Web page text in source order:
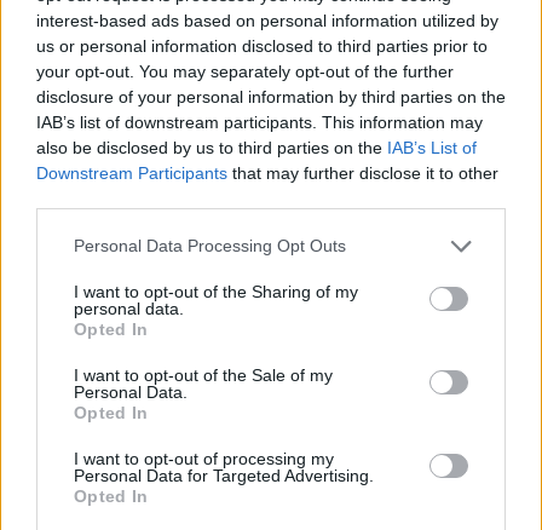
interest-based ads based on personal information utilized by
us or personal information disclosed to third parties prior to
your opt-out. You may separately opt-out of the further
disclosure of your personal information by third parties on the
IAB’s list of downstream participants. This information may
also be disclosed by us to third parties on the IAB’s List of
Downstream Participants that may further disclose it to other
Personal Data Processing Opt Outs
I want to opt-out of the Sharing of my
personal data.
Opted In
I want to opt-out of the Sale of my
Personal Data.
Opted In
I want to opt-out of processing my
Personal Data for Targeted Advertising.
Opted In
disztargyak-ekszerek-
dragakovek~1000024/EzustAg-
negyszalas-fono
MEGTEKINTEM
disztargyak-ekszerek-
dragakovek~1000024/EzustAg-
lapos-mintas-
MEGTEKINTEM
NEMESFÉM TÁRGYAK
19147. tétel:
Ezüst(Ag) áttört
fantáziaszemes
karkötő, jelzett, h: 19
cm, nettó: 4,3 g
NEMESFÉM TÁRGYAK
fantáziaszemes
nyaklánc, jelzett, h: 42